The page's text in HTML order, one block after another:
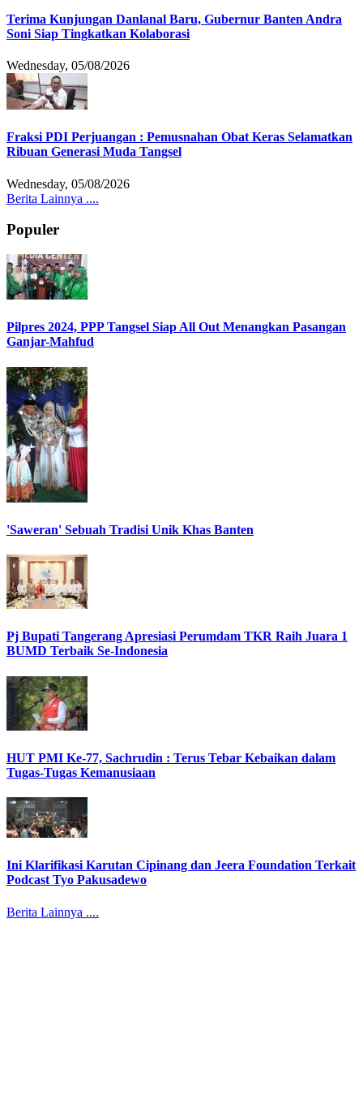
Terima Kunjungan Danlanal Baru, Gubernur Banten Andra
Soni Siap Tingkatkan Kolaborasi
Wednesday, 05/08/2026
Fraksi PDI Perjuangan : Pemusnahan Obat Keras Selamatkan
Ribuan Generasi Muda Tangsel
Wednesday, 05/08/2026
Berita Lainnya ....
Populer
Pilpres 2024, PPP Tangsel Siap All Out Menangkan Pasangan
Ganjar-Mahfud
'Saweran' Sebuah Tradisi Unik Khas Banten
Pj Bupati Tangerang Apresiasi Perumdam TKR Raih Juara 1
BUMD Terbaik Se-Indonesia
HUT PMI Ke-77, Sachrudin : Terus Tebar Kebaikan dalam
Tugas-Tugas Kemanusiaan
Ini Klarifikasi Karutan Cipinang dan Jeera Foundation Terkait
Podcast Tyo Pakusadewo
Berita Lainnya ....